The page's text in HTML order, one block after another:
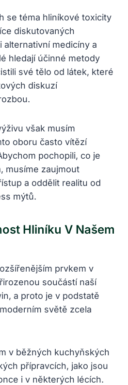
se téma hliníkové toxicity
diskutovaných
alternativní medicíny a
hledají účinné metody
své tělo od látek, které
diskuzí
však musím
oboru často vítězí
pochopili, co je
musíme zaujmout
a oddělit realitu od
mýtů.
Hliníku V Našem
prvkem v
součástí naší
a proto je v podstatě
světě zcela
v běžných kuchyňských
přípravcích, jako jsou
i v některých lécích.